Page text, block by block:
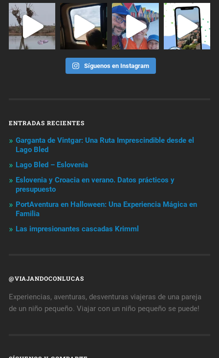
Síguenos en Instagram
ENTRADAS RECIENTES
Garganta de Vintgar: Una Ruta Imprescindible desde el
Lago Bled
Lago Bled – Eslovenia
Eslovenia y Croacia en verano. Datos prácticos y
presupuesto
PortAventura en Halloween: Una Experiencia Mágica en
Familia
Las impresionantes cascadas Krimml
@VIAJANDOCONLUCAS
Experiencias, aventuras, desventuras viajeras de una pareja
de un niño pequeño. Viajar con un niño pequeño se puede!